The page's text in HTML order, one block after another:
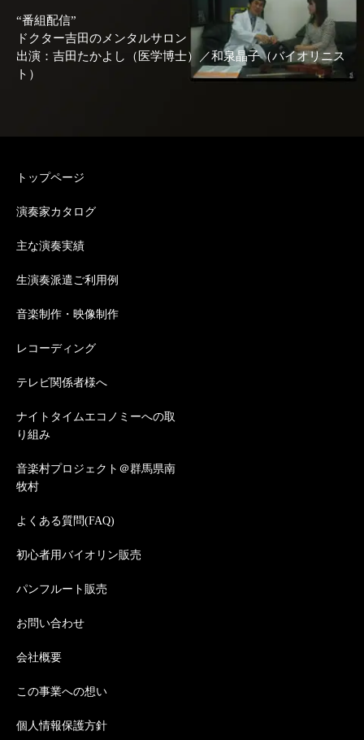
“番組配信”
ドクター吉田のメンタルサロン
出演：吉田たかよし（医学博士）／和泉晶子（バイオリニス
ト）
トップページ
演奏家カタログ
主な演奏実績
生演奏派遣ご利用例
音楽制作・映像制作
レコーディング
テレビ関係者様へ
ナイトタイムエコノミーへの取
り組み
音楽村プロジェクト＠群馬県南
牧村
よくある質問(FAQ)
初心者用バイオリン販売
パンフルート販売
お問い合わせ
会社概要
この事業への想い
個人情報保護方針